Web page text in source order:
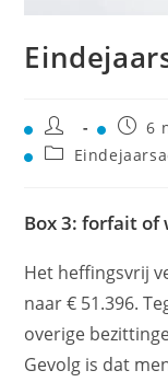
6
Box 3: forfait
Het heffingsvrij
naar € 51.396.
overige
Gevolg is dat